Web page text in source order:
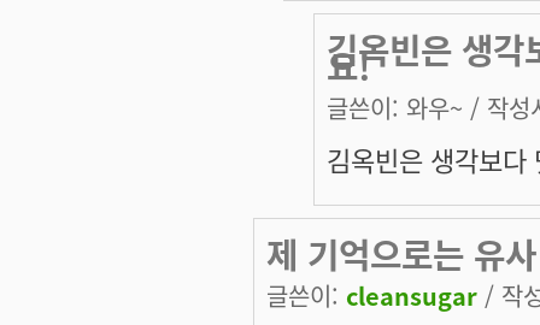
김옥빈은 생
요!
글쓴이: 와우~ / 작성
김옥빈은 생각보
제 기억으로는 유
글쓴이: cleansugar / 작